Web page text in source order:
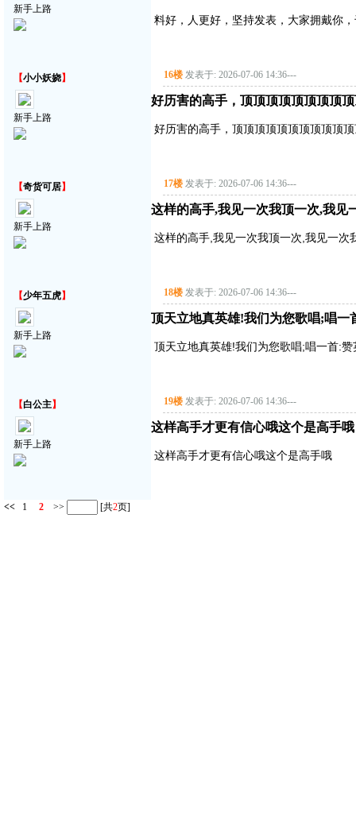
新手上路
料好，人更好，坚持发表，大家拥戴你
【小小妖娆】
新手上路
16楼 发表于: 2026-07-06 14:36---
好历害的高手，顶顶顶顶顶顶顶顶
好历害的高手，顶顶顶顶顶顶顶顶顶顶
【奇货可居】
新手上路
17楼 发表于: 2026-07-06 14:36---
这样的高手,我见一次我顶一次,我见
这样的高手,我见一次我顶一次,我见一次
【少年五虎】
新手上路
18楼 发表于: 2026-07-06 14:36---
顶天立地真英雄!我们为您歌唱;唱一
顶天立地真英雄!我们为您歌唱;唱一首:
【白公主】
新手上路
19楼 发表于: 2026-07-06 14:36---
这样高手才更有信心哦这个是高手哦
这样高手才更有信心哦这个是高手哦
<< 1 2 >> [共2页]